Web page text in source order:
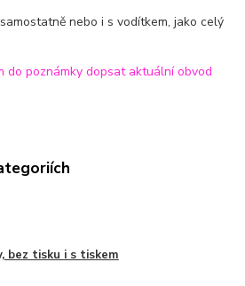
nebo i s vodítkem, jako celý
do poznámky dopsat aktuální obvod
bez tisku i s tiskem